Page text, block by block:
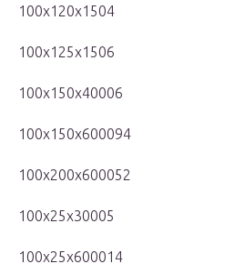
100x120x1504
100x125x1506
100x150x40006
100x150x600094
100x200x600052
100x25x30005
100x25x600014